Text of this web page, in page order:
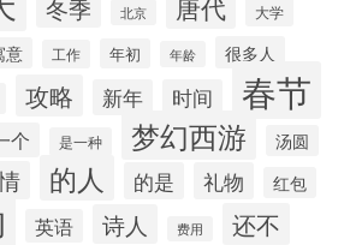
冬季 北京 大学
意 工作 年初 年龄 很多人
攻略 新年 时间 春节
个 是一种 梦幻西游 汤圆
的人 的是 礼物 红包
英语 诗人 费用 还不